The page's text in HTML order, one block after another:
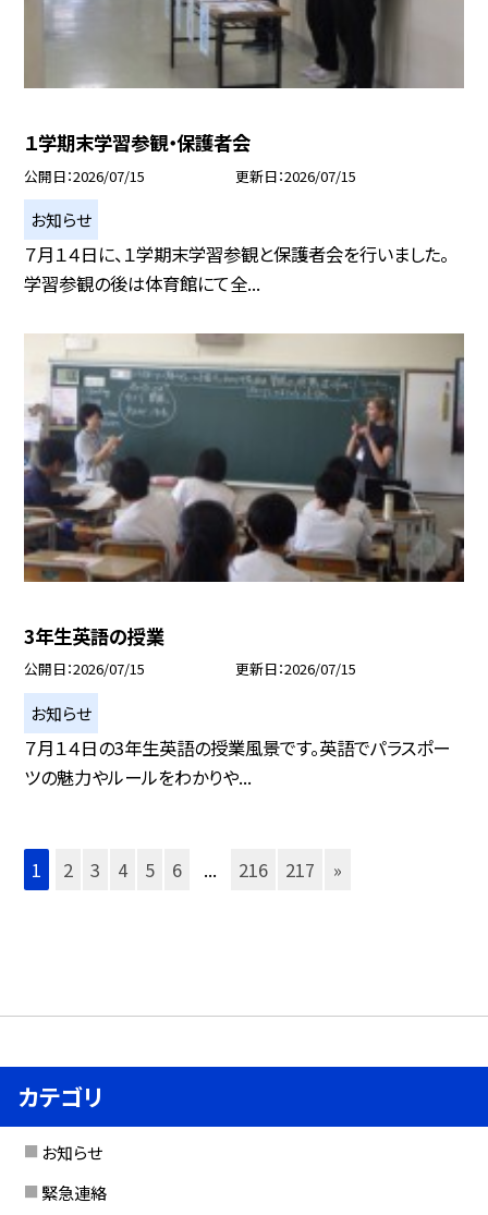
１学期末学習参観・保護者会
公開日 2026/07/15 更新日 2026/07/15
お知らせ
７月１４日に、１学期末学習参観と保護者会を行いました。
学習参観の後は体育館にて全...
3年生英語の授業
公開日 2026/07/15 更新日 2026/07/15
お知らせ
７月１４日の3年生英語の授業風景です。英語でパラスポー
ツの魅力やルールをわかりや...
1 2 3 4 5 6 ... 216 217 »
カテゴリ
お知らせ
緊急連絡